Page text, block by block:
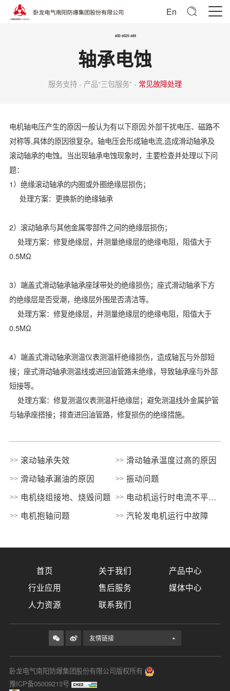
En
轴承电蚀
服务支持 - 产品“三包服务” - 常见故障处理
电机轴电压产生的原因一般认为有以下原因:外部干扰电压、磁路不
对称等,具体的原因很复杂。轴电压会形成轴电流,造成滑动轴承及
滚动轴承的电蚀。当出现轴承电蚀现象时，主要检查并处理以下问
题：
1）绝缘滚动轴承的内圈或外圈绝缘层损伤；
处理方案：更换新的绝缘轴承
2）滚动轴承与其他金属零部件之间的绝缘层损伤；
处理方案：修复绝缘层，并测量绝缘层的绝缘电阻，阻值大于
0.5MΩ
3）端盖式滑动轴承轴承座球带处的绝缘损伤；座式滑动轴承下方
的绝缘层是否受潮，绝缘层外围是否清洁等。
处理方案：修复绝缘层，并测量绝缘层的绝缘电阻，阻值大于
0.5MΩ
4）端盖式滑动轴承测温仪表测温杆绝缘损伤，造成轴瓦与外部短
接；座式滑动轴承测温线或进回油管路未绝缘，导致轴承座与外部
短接等。
处理方案：修复测温仪表测温杆绝缘层；避免测温线外金属护管
与轴承座搭接；排查进回油管路，修复损伤的绝缘措施。
滚动轴承失效
滑动轴承温度过高的原因
滑动轴承漏油的原因
振动问题
电机绕组接地、烧毁问题
电动机运行时电流不平
衡，且相差很大问题
电机抱轴问题 汽轮发电机运行中故障
首页 关于我们
产品中心
行业应用
售后服务
媒体中心
人力资源
联系我们
友情链接
卧龙电气南阳防爆集团股份有限公司版权所有
豫ICP备05009213号